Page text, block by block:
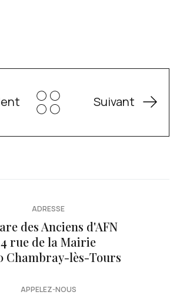
Suivant
ADRESSE
des Anciens d'AFN
4 rue de la Mairie
Chambray-lès-Tours
APPELEZ-NOUS